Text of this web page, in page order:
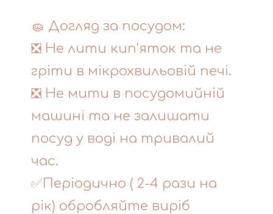
🧽 Догляд за посудом:
❎ Не лити кип'яток та не
гріти в мікрохвильовій печі.
❎ Не мити в посудомийній
машині та не залишати
посуд у воді на тривалий
час.
✅Періодично ( 2-4 рази на
рік) обробляйте виріб